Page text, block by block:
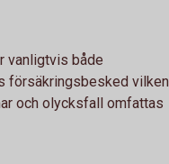
vanligtvis både
försäkringsbesked vilken
och olycksfall omfattas